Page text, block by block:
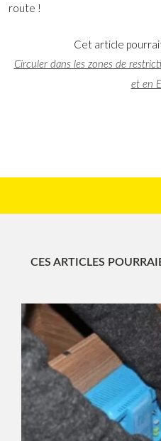
route !
Cet article
Circuler dans les zones de
et en
CES ARTICLES